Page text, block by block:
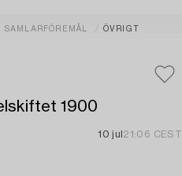
SAMLARFÖREMÅL ÖVRIGT
1900
10 jul 21:06 CEST